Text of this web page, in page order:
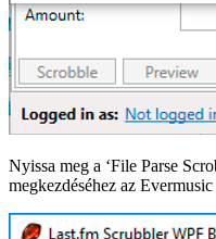
Nyissa meg a ‘File Parse
megkezdéséhez az